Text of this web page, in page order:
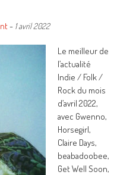
- 1 avril 2022
Le meilleur de
l’actualité
Indie / Folk /
Rock du mois
d’avril 2022,
avec Gwenno,
Horsegirl,
Claire Days,
beabadoobee,
Get Well Soon,